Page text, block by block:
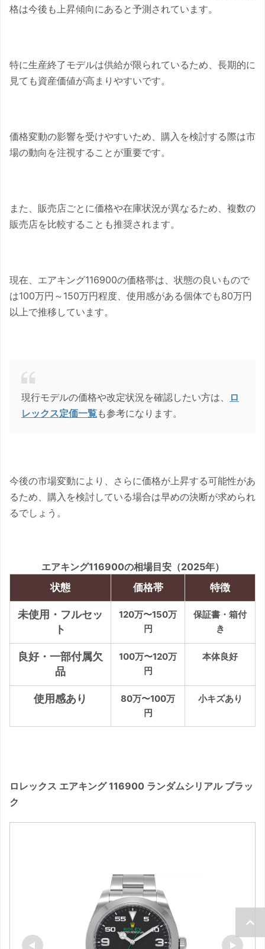
格は今後も上昇傾向にあると予測されています。
特に生産終了モデルは供給が限られているため、長期的に
見ても資産価値が高まりやすいです。
価格変動の影響を受けやすいため、購入を検討する際は市
場の動向を注視することが重要です。
また、販売店ごとに価格や在庫状況が異なるため、複数の
販売店を比較することも推奨されます。
現在、エアキング116900の価格帯は、状態の良いもので
は100万円～150万円程度、使用感がある個体でも80万円
以上で推移しています。
現行モデルの価格や改定状況を確認したい方は、
ロ
レックス定価一覧も参考になります。
今後の市場変動により、さらに価格が上昇する可能性があ
るため、購入を検討している場合は早めの決断が求められ
るでしょう。
エアキング116900の相場目安（2025年）
状態 価格帯 特徴
未使用・フルセッ
ト
120万〜150万
円
保証書・箱付
き
良好・一部付属欠
品
100万〜120万
円
本体良好
使用感あり
80万〜100万
円
小キズあり
ロレックス エアキング 116900 ランダムシリアル ブラッ
ク